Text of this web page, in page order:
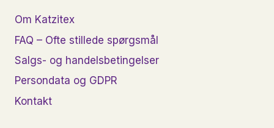
Om Katzitex
FAQ – Ofte stillede spørgsmål
Salgs- og handelsbetingelser
Persondata og GDPR
Kontakt